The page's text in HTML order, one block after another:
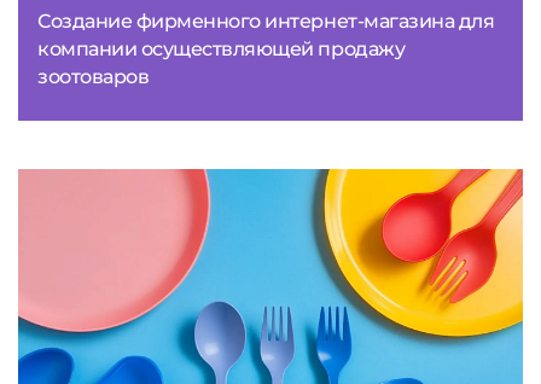
Создание фирменного интернет-магазина для
компании осуществляющей продажу
зоотоваров